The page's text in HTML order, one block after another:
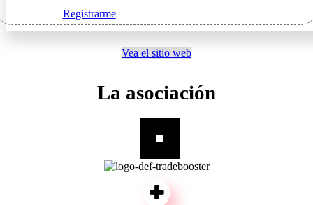
Registrarme
Vea el sitio web
La asociación